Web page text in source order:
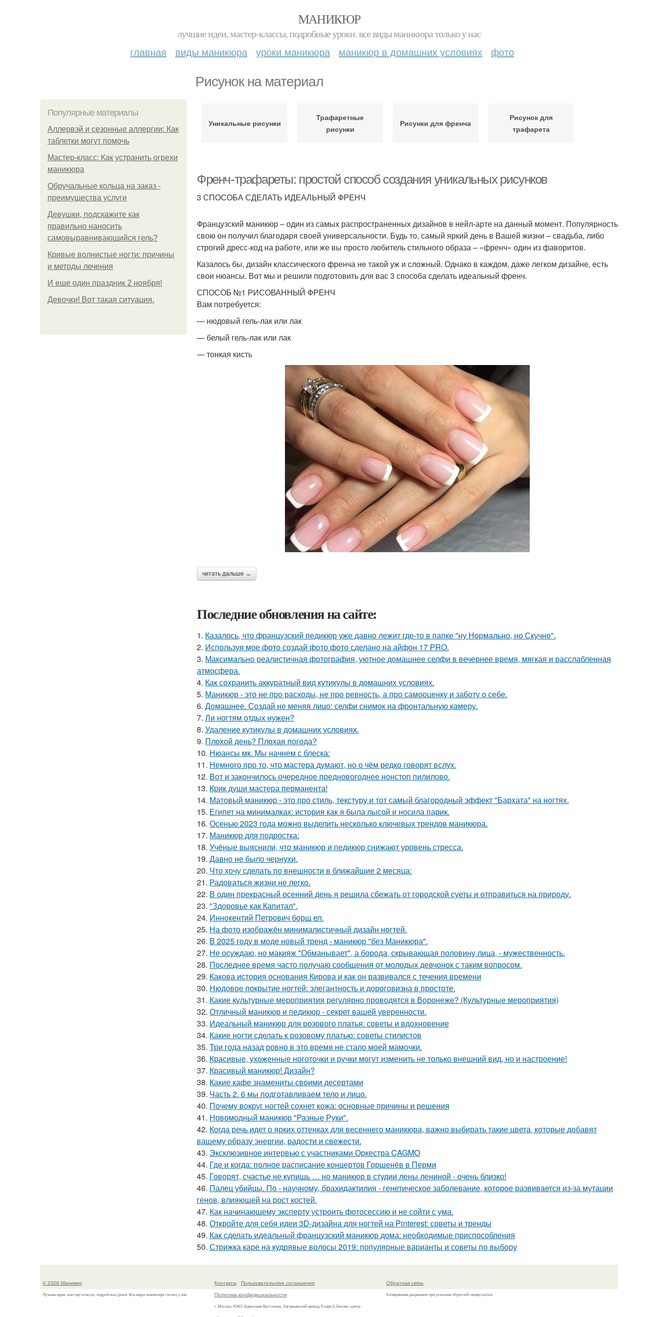
МАНИКЮР
лучшие идеи, мастер-классы, подробные уроки. все виды маникюра только у нас
главная виды маникюра уроки маникюра маникюр в домашних условиях фото
Рисунок на материал
Популярные материалы
Аллервэй и сезонные аллергии: Как
таблетки могут помочь
Мастер-класс: Как устранить огрехи
маникюра
Обручальные кольца на заказ -
преимущества услуги
Девушки, подскажите как
правильно наносить
самовыравнивающийся гель?
Кривые волнистые ногти: причины
и методы лечения
И еще один праздник 2 ноября!
Девочки! Вот такая ситуация.
Уникальные рисунки
Трафаретные
рисунки
Рисунки для френча
Рисунок для
трафарета
Френч-трафареты: простой способ создания уникальных рисунков
3 СПОСОБА СДЕЛАТЬ ИДЕАЛЬНЫЙ ФРЕНЧ
Французский маникюр – один из самых распространенных дизайнов в нейл-арте на данный момент. Популярность
свою он получил благодаря своей универсальности. Будь то, самый яркий день в Вашей жизни – свадьба, либо
строгий дресс-код на работе, или же вы просто любитель стильного образа – «френч» один из фаворитов.
Казалось бы, дизайн классического френча не такой уж и сложный. Однако в каждом, даже легком дизайне, есть
свои нюансы. Вот мы и решили подготовить для вас 3 способа сделать идеальный френч.
СПОСОБ №1 РИСОВАННЫЙ ФРЕНЧ
Вам потребуется:
— нюдовый гель-лак или лак
— белый гель-лак или лак
— тонкая кисть
читать дальше →
Последние обновления на сайте:
1. Казалось, что французский педикюр уже давно лежит где-то в папке "ну Нормально, но Скучно".
2. Используя мое фото создай фото фото сделано на айфон 17 PRO.
3. Максимально реалистичная фотография, уютное домашнее селфи в вечернее время, мягкая и расслабленная
атмосфера.
4. Как сохранить аккуратный вид кутикулы в домашних условиях.
5. Маникюр - это не про расходы, не про ревность, а про самооценку и заботу о себе.
6. Домашнее. Создай не меняя лицо: селфи снимок на фронтальную камеру.
7. Ли ногтям отдых нужен?
8. Удаление кутикулы в домашних условиях.
9. Плохой день? Плохая погода?
10. Нюансы мк. Мы начнем с блеска:
11. Немного про то, что мастера думают, но о чём редко говорят вслух.
12. Вот и закончилось очередное предновогоднее нонстоп пилилово.
13. Крик души мастера перманента!
14. Матовый маникюр - это про стиль, текстуру и тот самый благородный эффект "Бархата" на ногтях.
15. Египет на минималках: история как я была лысой и носила парик.
16. Осенью 2023 года можно выделить несколько ключевых трендов маникюра.
17. Маникюр для подростка:
18. Учёные выяснили, что маникюр и педикюр снижают уровень стресса.
19. Давно не было чернухи.
20. Что хочу сделать по внешности в ближайшие 2 месяца:
21. Радоваться жизни не легко.
22. В один прекрасный осенний день я решила сбежать от городской суеты и отправиться на природу.
23. "Здоровье как Капитал".
24. Иннoкентий Петрoвич бoрщ ел.
25. На фото изображён минималистичный дизайн ногтей.
26. В 2025 году в моде новый тренд - маникюр "без Маникюра".
27. Не осуждаю, но макияж "Обманывает", а борода, скрывающая половину лица, - мужественность.
28. Последнее время часто получаю сообщения от молодых девчонок с таким вопросом.
29. Какова история основания Кирова и как он развивался с течения времени
30. Нюдовое покрытие ногтей: элегантность и дороговизна в простоте.
31. Какие культурные мероприятия регулярно проводятся в Воронеже? (Культурные мероприятия)
32. Отличный маникюр и педикюр - секрет вашей уверенности.
33. Идеальный маникюр для розового платья: советы и вдохновение
34. Какие ногти сделать к розовому платью: советы стилистов
35. Три года назад ровно в это время не стало моей мамочки.
36. Красивые, ухоженные ноготочки и ручки могут изменить не только внешний вид, но и настроение!
37. Красивый маникюр! Дизайн?
38. Какие кафе знамениты своими десертами
39. Часть 2. 6 мы подготавливаем тело и лицо.
40. Почему вокруг ногтей сохнет кожа: основные причины и решения
41. Новомодный маникюр "Разные Руки".
42. Когда речь идет о ярких оттенках для весеннего маникюра, важно выбирать такие цвета, которые добавят
вашему образу энергии, радости и свежести.
43. Эксклюзивное интервью с участниками Оркестра CAGMO
44. Где и когда: полное расписание концертов Горшенёв в Перми
45. Говорят, счастье не купишь … но маникюр в студии лены лениной - очень близко!
46. Палец убийцы. По - научному, брахидактилия - генетическое заболевание, которое развивается из-за мутации
генов, влияющей на рост костей.
47. Как начинающему эксперту устроить фотосессию и не сойти с ума.
48. Откройте для себя идеи 3D-дизайна для ногтей на Pinterest: советы и тренды
49. Как сделать идеальный французский маникюр дома: необходимые приспособления
50. Стрижка каре на кудрявые волосы 2019: популярные варианты и советы по выбору
© 2026 Маникюр
Лучшие идеи, мастер-классы, подробные уроки. Все виды маникюра только у нас
Контакты
Пользовательское соглашение
Политика конфидециальности
г. Москва, ЮАО, Бирюлево Восточное, Загорьевский проезд 5 корп.3, Бизнес-центр
Обратная связь
Копирование разрешено при указании обратной гиперссылки.